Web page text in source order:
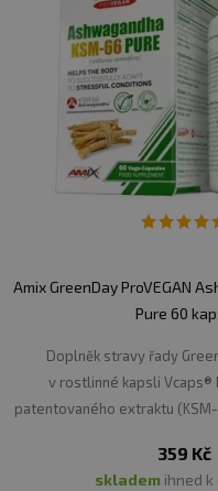
Amix GreenDay ProVEGAN
Pure 60
Doplněk stravy řady
v rostlinné kapsli Vcaps®
patentovaného extraktu
ašvaganda.
359 Kč
skladem ihned k